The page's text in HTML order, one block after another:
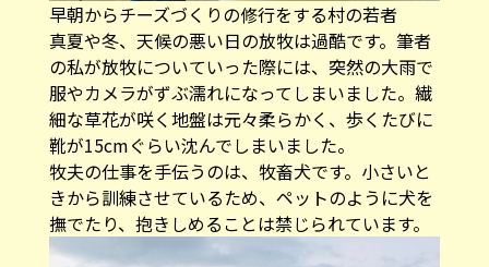
早朝からチーズづくりの修行をする村の若者
真夏や冬、天候の悪い日の放牧は過酷です。筆者
の私が放牧についていった際には、突然の大雨で
服やカメラがずぶ濡れになってしまいました。繊
細な草花が咲く地盤は元々柔らかく、歩くたびに
靴が15cmぐらい沈んでしまいました。
牧夫の仕事を手伝うのは、牧畜犬です。小さいと
きから訓練させているため、ペットのように犬を
撫でたり、抱きしめることは禁じられています。